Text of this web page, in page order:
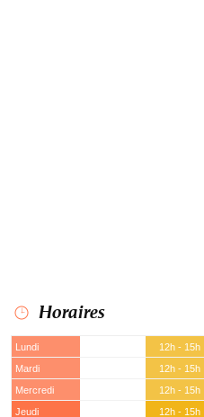
Horaires
Lundi 12h - 15h
Mardi
12h - 15h
Mercredi
12h - 15h
Jeudi
12h - 15h